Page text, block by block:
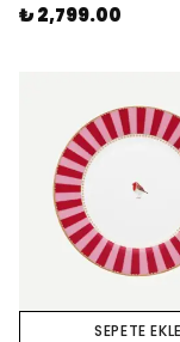
₺ 2,799.00
SEPETE EKLE